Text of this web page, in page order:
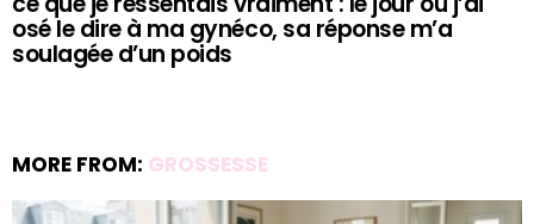
osé le dire à ma gynéco, sa réponse m’a
soulagée d’un poids
MORE FROM: GROSSESSE